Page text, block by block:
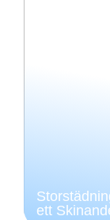
ett